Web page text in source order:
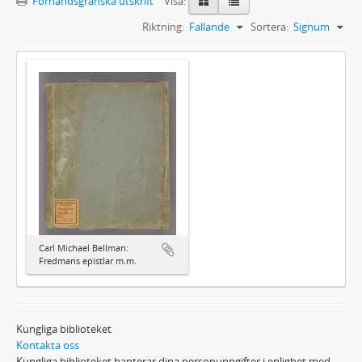
Sortera: Signum
Riktning: Fallande
Carl Michael Bellman:
Fredmans epistlar m.m.
Kungliga biblioteket
Kontakta oss